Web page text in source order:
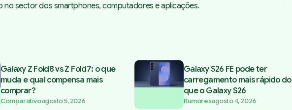
no sector dos smartphones, computadores e aplicações.
Galaxy Z Fold8 vs Z Fold7: o que
muda e qual compensa mais
comprar?
Comparativoagosto 5, 2026
Galaxy S26 FE pode ter
carregamento mais rápido do
que o Galaxy S26
Rumoresagosto 4, 2026